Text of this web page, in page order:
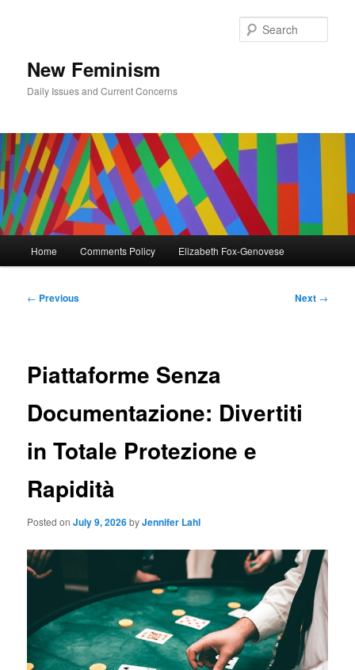
New Feminism
Daily Issues and Current Concerns
Home Comments Policy Elizabeth Fox-Genovese
Post
← Previous Next →
Piattaforme Senza
Documentazione: Divertiti
in Totale Protezione e
Rapidità
Posted onJuly 9, 2026byJennifer Lahl